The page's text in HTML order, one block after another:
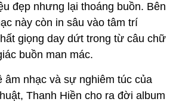
đẹp nhưng lại thoáng buồn. Bên
này còn in sâu vào tâm trí
giọng day dứt trong từ câu chữ
buồn man mác.
âm nhạc và sự nghiêm túc của
Thanh Hiền cho ra đời album